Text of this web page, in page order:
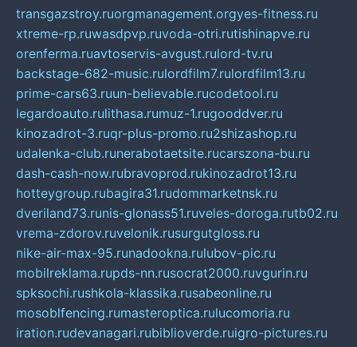
transgazstroy.ruorgmanagement.orgyes-fitness.ru
xtreme-rp.ruwasdpvp.ruvoda-otri.rutishinapve.ru
orenferma.ruavtoservis-avgust.rulord-tv.ru
backstage-682-music.rulordfilm7.rulordfilm13.ru
prime-cars63.ruun-believable.rucodetool.ru
legardoauto.rulithasa.rumuz-1.rugooddver.ru
kinozadrot-3.ruqr-plus-promo.ru2shizashop.ru
udalenka-club.runerabotaetsite.rucarszona-bu.ru
dash-cash-now.rubravoprod.rukinozadrot13.ru
hotteygroup.rubagira31.rudommarketnsk.ru
dveriland73.runis-glonass51.ruveles-doroga.rutb02.ru
vrema-zdorov.ruvelonik.rusurgutgloss.ru
nike-air-max-95.runadookna.rulubov-pic.ru
mobilreklama.rupds-nn.rusocrat2000.ruvgurin.ru
spksochi.rushkola-klassika.rusabeonline.ru
mosoblfencing.rumasteroptica.rulucomoria.ru
iration.rudevanagari.rubiblioverde.ruigro-pictures.ru